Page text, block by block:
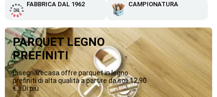
FABBRICA DAL 1962 CAMPIONATURA
PARQUET LEGNO
PREFINITI
Disegnarecasa offre parquet in legno
prefiniti di alta qualità a partire da soli 12,90
€....Di più